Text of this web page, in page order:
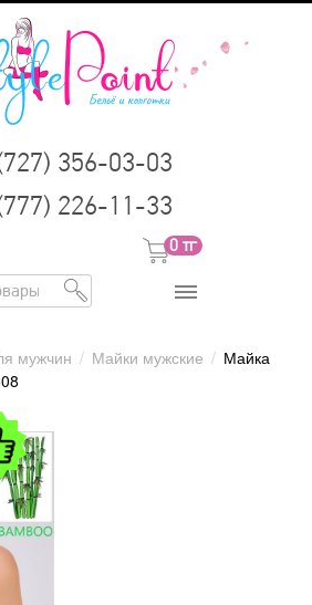
356-03-03
226-11-33
0 тг
мужчин / Майки мужские / Майка